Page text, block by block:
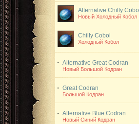
Alternative Chilly Cobol
Новый Холодный Кобол
Chilly Cobol
Холодный Кобол
Alternative Great Codran
Новый Большой Кодран
Great Codran
Большой Кодран
Alternative Blue Codran
Новый Синий Кодран